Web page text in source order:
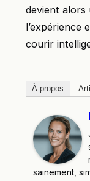
devient
l’expérience
courir
À propos
sainement,